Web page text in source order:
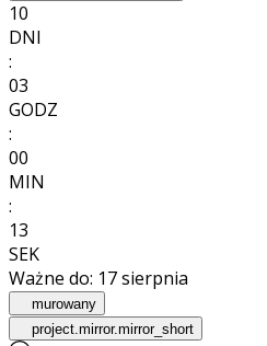
10
DNI
:
03
GODZ
:
00
MIN
:
12
SEK
Ważne do: 17 sierpnia
murowany
project.mirror.mirror_short